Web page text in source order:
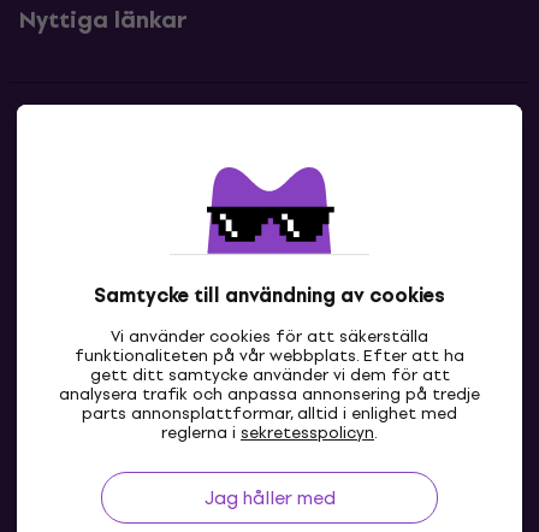
Samtycke till användning av cookies
Vi använder cookies för att säkerställa
funktionaliteten på vår webbplats. Efter att ha
gett ditt samtycke använder vi dem för att
analysera trafik och anpassa annonsering på tredje
parts annonsplattformar, alltid i enlighet med
reglerna i sekretesspolicyn.
Jag håller med
Nyttiga länkar
Kontakta oss
SE